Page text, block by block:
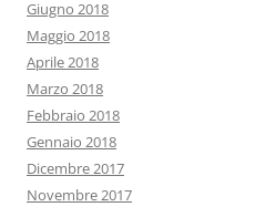
Giugno 2018
Maggio 2018
Aprile 2018
Marzo 2018
Febbraio 2018
Gennaio 2018
Dicembre 2017
Novembre 2017